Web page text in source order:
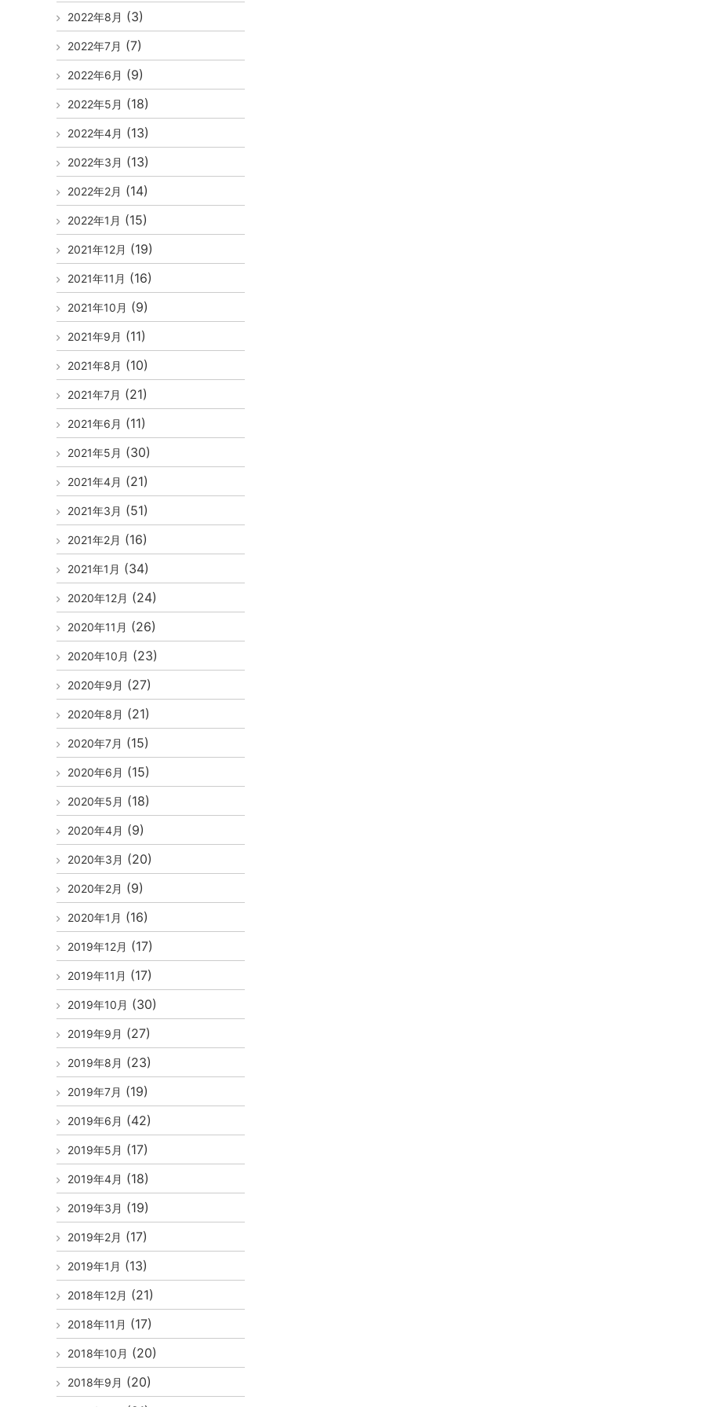
2022年8月 (3)
2022年7月 (7)
2022年6月 (9)
2022年5月 (18)
2022年4月 (13)
2022年3月 (13)
2022年2月 (14)
2022年1月 (15)
2021年12月 (19)
2021年11月 (16)
2021年10月 (9)
2021年9月 (11)
2021年8月 (10)
2021年7月 (21)
2021年6月 (11)
2021年5月 (30)
2021年4月 (21)
2021年3月 (51)
2021年2月 (16)
2021年1月 (34)
2020年12月 (24)
2020年11月 (26)
2020年10月 (23)
2020年9月 (27)
2020年8月 (21)
2020年7月 (15)
2020年6月 (15)
2020年5月 (18)
2020年4月 (9)
2020年3月 (20)
2020年2月 (9)
2020年1月 (16)
2019年12月 (17)
2019年11月 (17)
2019年10月 (30)
2019年9月 (27)
2019年8月 (23)
2019年7月 (19)
2019年6月 (42)
2019年5月 (17)
2019年4月 (18)
2019年3月 (19)
2019年2月 (17)
2019年1月 (13)
2018年12月 (21)
2018年11月 (17)
2018年10月 (20)
2018年9月 (20)